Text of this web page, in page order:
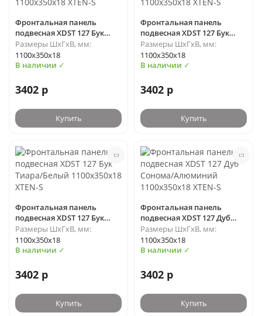
Фронтальная панель
подвесная XDST 127 Бук
Тиара/Алюминий
1100х350х18 XTEN-S
Размеры ШхГхВ, мм:
1100х350х18
В наличии ✓
3402 р
Купить
Фронтальная панель
подвесная XDST 127 Бук
Тиара/Антрацит
1100х350х18 XTEN-S
Размеры ШхГхВ, мм:
1100х350х18
В наличии ✓
3402 р
Купить
Фронтальная панель
подвесная XDST 127 Бук
Тиара/Белый 1100х350х18
XTEN-S
Размеры ШхГхВ, мм:
1100х350х18
В наличии ✓
3402 р
Купить
Фронтальная панель
подвесная XDST 127 Дуб
Сонома/Алюминий
1100х350х18 XTEN-S
Размеры ШхГхВ, мм:
1100х350х18
В наличии ✓
3402 р
Купить